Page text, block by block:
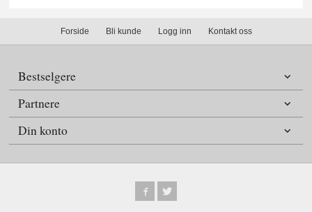
Forside Bli kunde Logg inn Kontakt oss
Bestselgere
Partnere
Din konto